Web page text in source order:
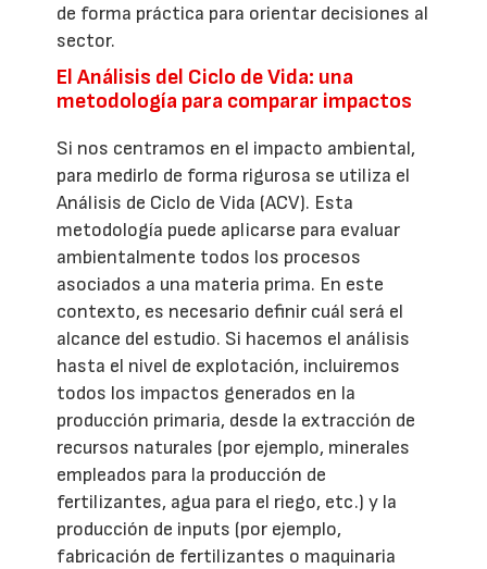
de forma práctica para orientar decisiones al
sector.
El Análisis del Ciclo de Vida: una
metodología para comparar impactos
Si nos centramos en el impacto ambiental,
para medirlo de forma rigurosa se utiliza el
Análisis de Ciclo de Vida (ACV). Esta
metodología puede aplicarse para evaluar
ambientalmente todos los procesos
asociados a una materia prima. En este
contexto, es necesario definir cuál será el
alcance del estudio. Si hacemos el análisis
hasta el nivel de explotación, incluiremos
todos los impactos generados en la
producción primaria, desde la extracción de
recursos naturales (por ejemplo, minerales
empleados para la producción de
fertilizantes, agua para el riego, etc.) y la
producción de inputs (por ejemplo,
fabricación de fertilizantes o maquinaria